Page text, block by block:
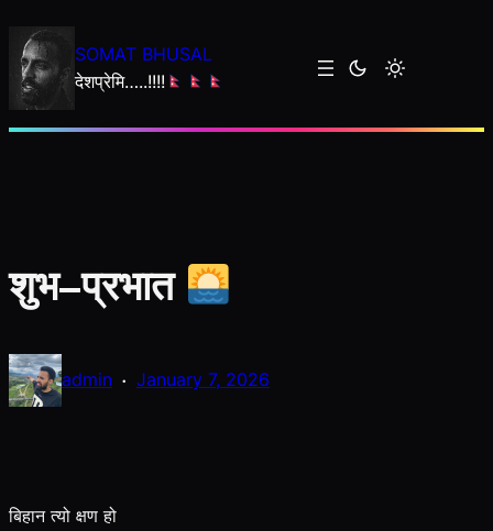
to
content
SOMAT BHUSAL
देशप्रेमि…..!!!!
शुभ–प्रभात
admin · January 7, 2026
बिहान त्यो क्षण हो